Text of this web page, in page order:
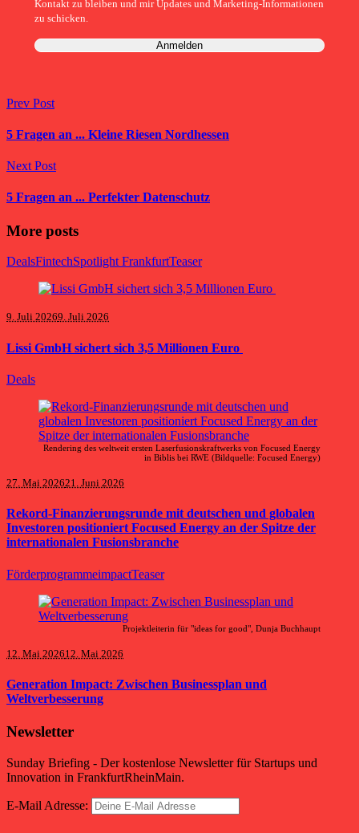
Kontakt zu bleiben und mir Updates und Marketing-Informationen
zu schicken.
Prev Post
5 Fragen an ... Kleine Riesen Nordhessen
Next Post
5 Fragen an ... Perfekter Datenschutz
More posts
DealsFintechSpotlight FrankfurtTeaser
9. Juli 20269. Juli 2026
Lissi GmbH sichert sich 3,5 Millionen Euro
Deals
Rendering des weltweit ersten Laserfusionskraftwerks von Focused Energy
in Biblis bei RWE (Bildquelle: Focused Energy)
27. Mai 202621. Juni 2026
Rekord-Finanzierungsrunde mit deutschen und globalen
Investoren positioniert Focused Energy an der Spitze der
internationalen Fusionsbranche
FörderprogrammeimpactTeaser
Projektleiterin für "ideas for good", Dunja Buchhaupt
12. Mai 202612. Mai 2026
Generation Impact: Zwischen Businessplan und
Weltverbesserung
Newsletter
Sunday Briefing - Der kostenlose Newsletter für Startups und
Innovation in FrankfurtRheinMain.
E-Mail Adresse: